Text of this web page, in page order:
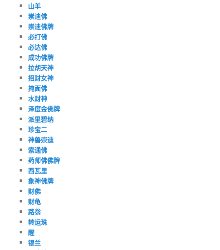
山羊
崇迪佛
崇迪佛牌
必打佛
必达佛
成功佛牌
拉胡天神
招财女神
掩面佛
水财神
泽度金佛牌
派里碧纳
珍宝二
神兽崇迪
索通佛
药师佛佛牌
西瓦里
象神佛牌
财佛
财龟
路翁
转运珠
醒
银兰